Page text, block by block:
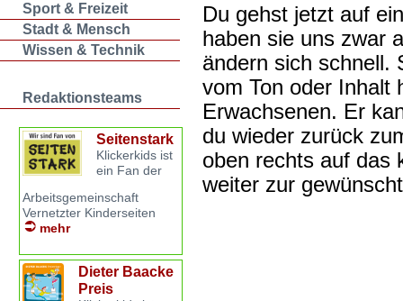
Sport & Freizeit
Stadt & Mensch
Wissen & Technik
Redaktionsteams
Seitenstark
Klickerkids ist
ein Fan der
Arbeitsgemeinschaft
Vernetzter Kinderseiten
mehr
Dieter Baacke
Preis
Du gehst jetzt auf
haben sie uns zwar
ändern sich schnell.
vom Ton oder Inhalt
Erwachsenen. Er
du wieder zurück
oben rechts auf das
weiter zur